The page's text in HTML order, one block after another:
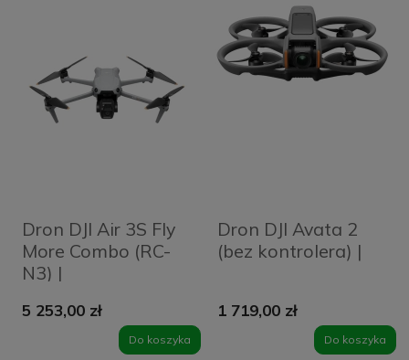
Dron DJI Air 3S Fly
More Combo (RC-
N3) |
5 253,00 zł
Do koszyka
Dron DJI Avata 2
(bez kontrolera) |
1 719,00 zł
Do koszyka